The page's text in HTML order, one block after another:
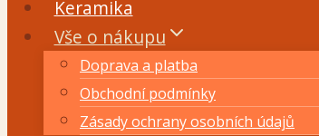
Keramika
Vše o nákupu
Doprava a platba
Obchodní podmínky
Zásady ochrany osobních údajů